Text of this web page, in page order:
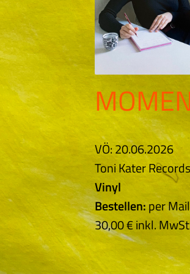
VÖ: 20.06.2026
Toni Kater Records
Vinyl
Bestellen:per
30,00 € inkl.